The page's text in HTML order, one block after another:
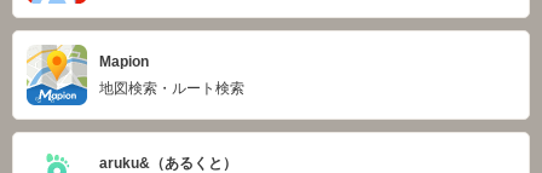
Mapion
地図検索・ルート検索
aruku&（あるくと）